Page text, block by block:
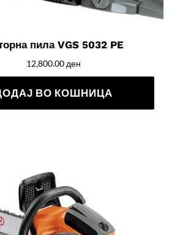
пила VGS 5032 PE
12,800.00 ден
ВО КОШНИЦА